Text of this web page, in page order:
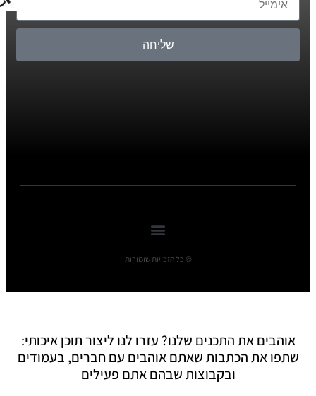
שליחה
© כל הזכויות שומורות
אוהבים את התכנים שלנו? עזרו לנו ליצור תוכן איכותי:
שתפו את הכתבות שאתם אוהבים עם חברים, בעמודים
ובקבוצות שבהם אתם פעילים